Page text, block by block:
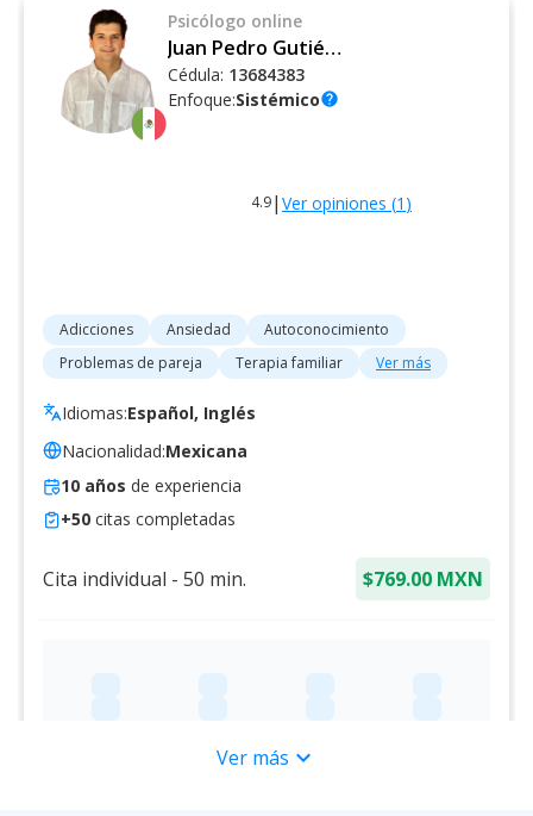
Psicólogo online
Juan Pedro Gutiérrez Aranda
Cédula: 13684383
Enfoque:Sistémicohelp
4.9| Ver opiniones (1 )
Adicciones Ansiedad
Autoconocimiento
Problemas de pareja
Terapia familiar Ver más
Idiomas:Español, Inglés
Nacionalidad:Mexicana
10 años de experiencia
+50 citas completadas
Cita individual - 50 min. $769.00 MXN
Ver más expand_more